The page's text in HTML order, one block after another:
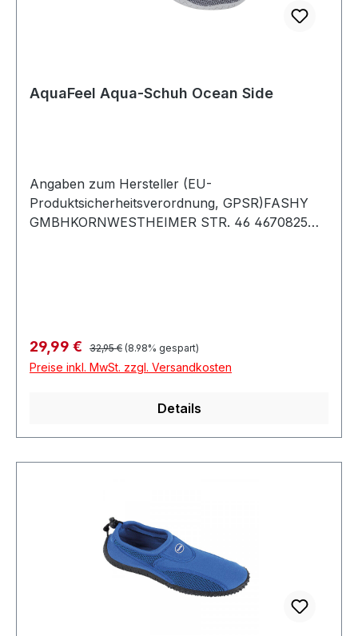
AquaFeel Aqua-Schuh Ocean Side
Angaben zum Hersteller (EU-
Produktsicherheitsverordnung, GPSR)FASHY
GMBHKORNWESTHEIMER STR. 46 4670825
Verkaufspreis:
29,99 € Regulärer Preis:
32,95 € (8.98% gespart)
Preise inkl. MwSt. zzgl. Versandkosten
Details